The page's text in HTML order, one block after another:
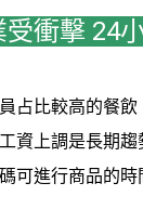
衝擊 24
占比較高的餐
資上調是長期
可進行商品的